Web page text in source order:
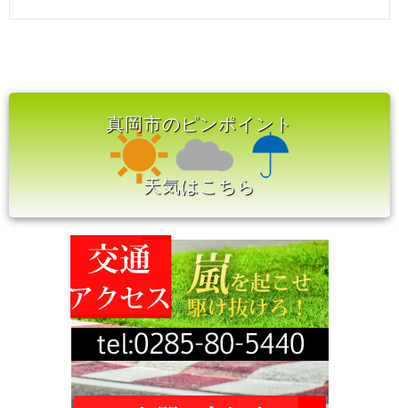
真岡市のピンポイント
天気はこちら